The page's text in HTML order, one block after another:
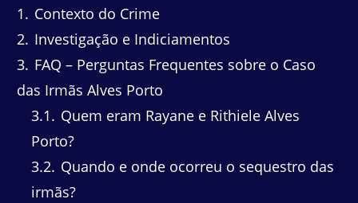
1
Contexto do Crime
2 Investigação e Indiciamentos
3 FAQ – Perguntas Frequentes sobre o Caso
das Irmãs Alves Porto
3.1
Quem eram Rayane e Rithiele Alves
Porto?
3.2 Quando e onde ocorreu o sequestro das
irmãs?